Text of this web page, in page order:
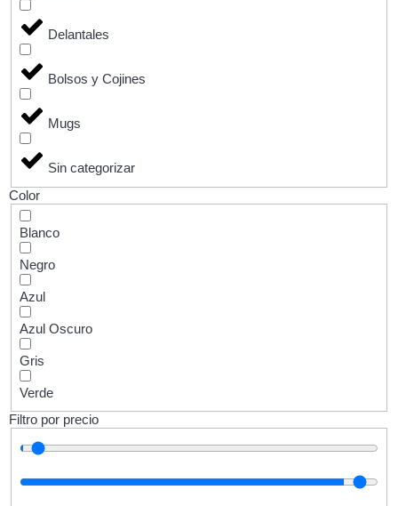
Delantales
Bolsos y Cojines
Mugs
Sin categorizar
Color
Blanco
Negro
Azul
Azul Oscuro
Gris
Verde
Filtro por precio